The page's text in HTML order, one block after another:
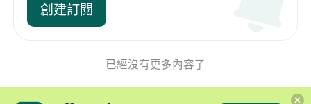
創建訂閱
已經沒有更多內容了